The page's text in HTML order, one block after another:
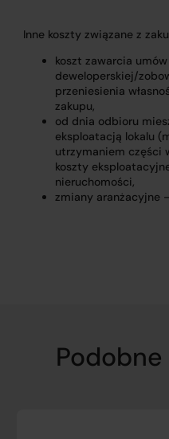
Inne koszty związane z
koszt zawarcia
deweloperskiej/
przeniesienia
zakupu,
od dnia odbioru
eksploatacją lokalu
utrzymaniem części
koszty
nieruchomości,
zmiany aranżacyjne